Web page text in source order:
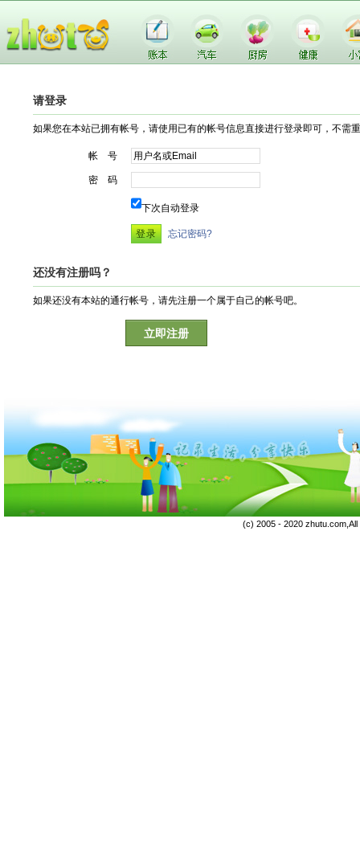
请登录
如果您在本站已拥有帐号，请使用已有的帐号信息直接进行登录即可，不需
帐 号
密 码
下次自动登录
忘记密码?
还没有注册吗？
如果还没有本站的通行帐号，请先注册一个属于自己的帐号吧。
立即注册
(c) 2005 - 2020